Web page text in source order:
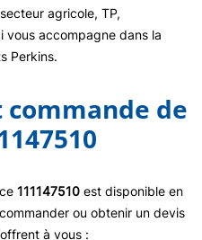
agricole, TP,
vous accompagne dans la
Perkins.
de
111147510 est disponible en
ou obtenir un devis
à vous :